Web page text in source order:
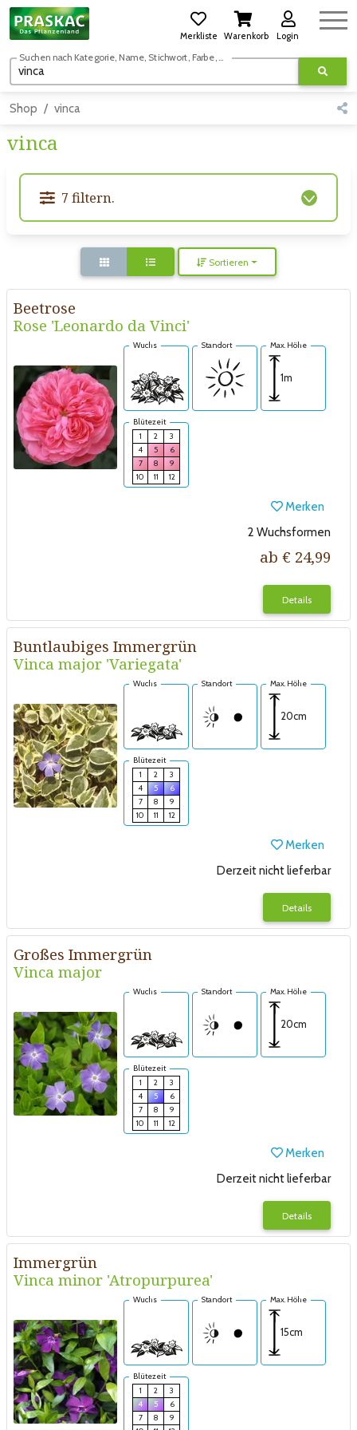
Merkliste Warenkorb Login
Suchen nach Kategorie, Name, Stichwort, Farbe, usw.
Shop vinca
vinca
7 filtern.
Sortieren
Beetrose
Rose 'Leonardo da Vinci'
Wuchs Standort Max. Höhe
1m
Blütezeit
1
2
3
4
5
6
7
8
9
10
11 12
Merken
2 Wuchsformen
ab € 24,99
Details
Buntlaubiges Immergrün
Vinca major 'Variegata'
Wuchs Standort Max. Höhe
20cm
Blütezeit
1
2
3
4
5
6
7
8
9
10
11 12
Merken
Derzeit nicht lieferbar
Details
Großes Immergrün
Vinca major
Wuchs Standort Max. Höhe
20cm
Blütezeit
1
2
3
4
5
6
7
8
9
10
11 12
Merken
Derzeit nicht lieferbar
Details
Immergrün
Vinca minor 'Atropurpurea'
Wuchs Standort Max. Höhe
15cm
Blütezeit
1
2
3
4
5
6
7
8
9